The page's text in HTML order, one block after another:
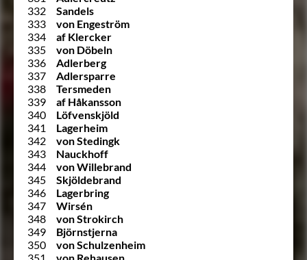
332
Sandels
333
von Engeström
334
af Klercker
335
von Döbeln
336
Adlerberg
337
Adlersparre
338
Tersmeden
339
af Håkansson
340
Löfvenskjöld
341
Lagerheim
342
von Stedingk
343
Nauckhoff
344
von Willebrand
345
Skjöldebrand
346
Lagerbring
347
Wirsén
348
von Strokirch
349
Björnstjerna
350
von Schulzenheim